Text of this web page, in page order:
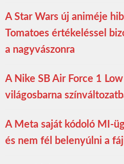
A Star Wars új animéje
Tomatoes értékeléssel
a nagyvászonra
A Nike SB Air Force 1
világosbarna
A Meta saját kódoló MI-
és nem fél belenyúlni a